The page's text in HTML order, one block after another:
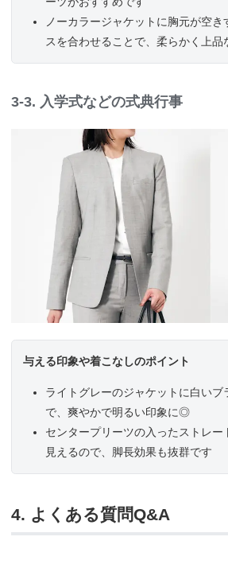
ノーカラージャケットに胸元が空き
スを合わせることで、柔らかく上品
3-3. 入学式などの式典行事
与える印象や着こなしのポイント
ライトグレーのジャケットに白いブ
で、爽やかで明るい印象に◎
センタープリーツの入ったストレー
見えるので、脚長効果も抜群です
4. よくある質問Q&A